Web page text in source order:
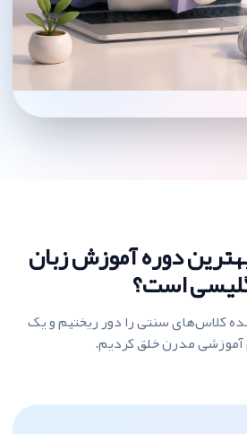
دوره آموزش زبان
است؟
کلاس‌های سنتی را دور ریختیم و یک
مدرن خلق کردیم.